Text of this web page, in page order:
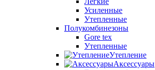
Усиленные
Утепленные
Полукомбинезоны
Gore tex
Утепленные
Утепление
Аксессуары